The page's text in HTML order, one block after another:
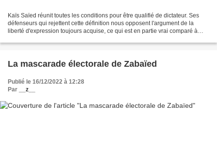
Kaïs Saïed réunit toutes les conditions pour être qualifié de dictateur. Ses
défenseurs qui rejettent cette définition nous opposent l'argument de la
liberté d'expression toujours acquise, ce qui est en partie vrai comparé à
La mascarade électorale de Zabaïed
Publié le 16/12/2022 à 12:28
Par
__z__